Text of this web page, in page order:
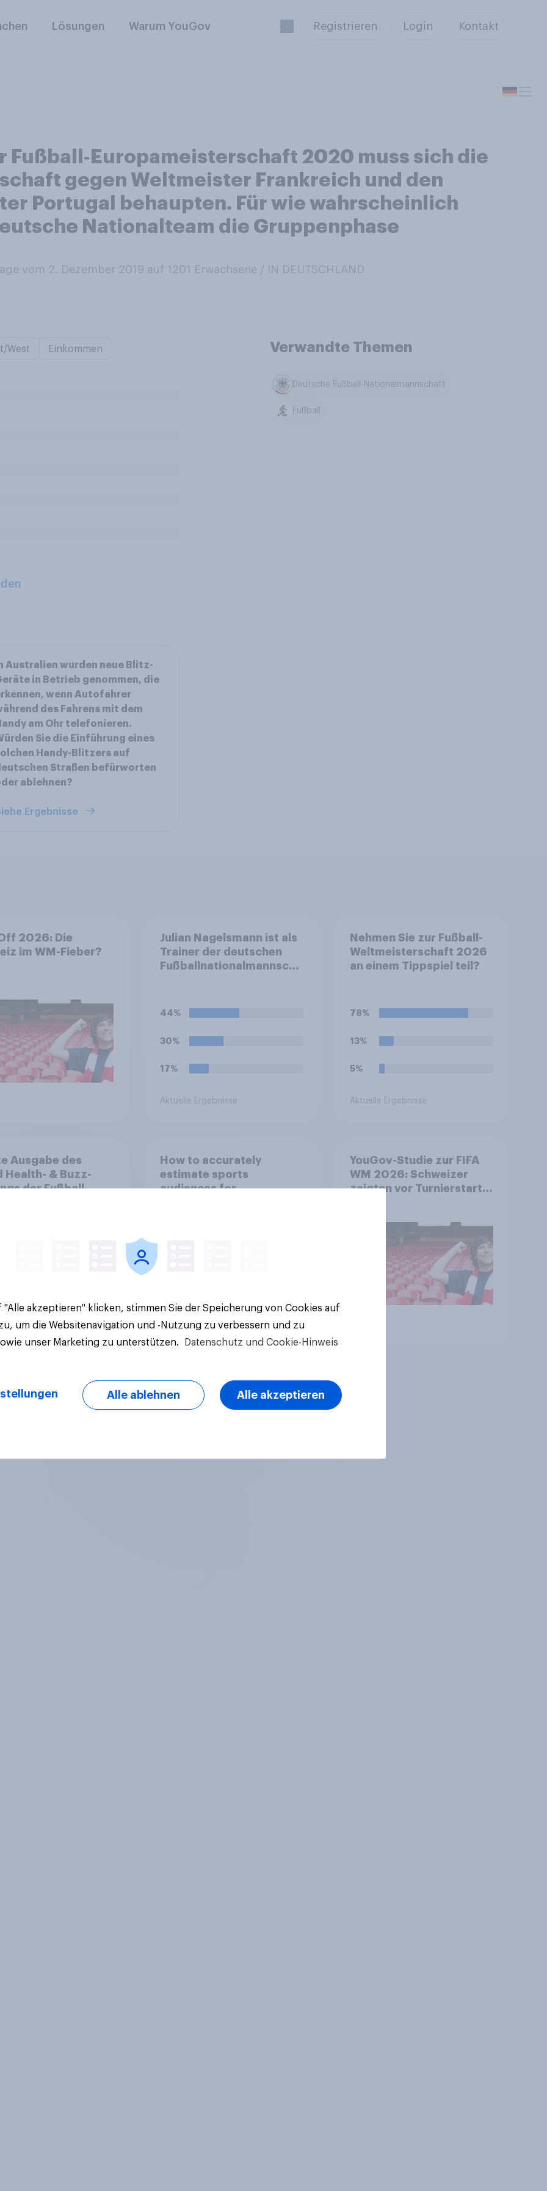
Lösungen Warum YouGov Registrieren Login Kontakt
Fußball‑Europameisterschaft 2020 muss sich die
gegen Weltmeister Frankreich und den
Portugal behaupten. Für wie wahrscheinlich
Nationalteam die Gruppenphase
vom 2. Dezember 2019 auf 1201 Erwachsene / IN DEUTSCHLAND
West Einkommen Verwandte Themen
Deutsche Fußball-Nationalmannschaft
Fußball
Australien wurden neue Blitz-
in Betrieb genommen, die
wenn Autofahrer
des Fahrens mit dem
am Ohr telefonieren.
Sie die Einführung eines
Handy-Blitzers auf
Straßen befürworten
ablehnen?
Ergebnisse
2026: Die
im WM-Fieber?​
Julian Nagelsmann ist als
Trainer der deutschen
Fußballnationalmannschaft
Augen richtig oder
44%
30%
17%
Aktuelle Ergebnisse
Nehmen Sie zur Fußball-
Weltmeisterschaft 2026
an einem Tippspiel teil?
78%
13%
5%
Aktuelle Ergebnisse
Ausgabe des
Health- & Buzz-
der Fußball-
How to accurately
estimate sports
audiences for
Artikel
YouGov-Studie zur FIFA
WM 2026: Schweizer
zeigten vor Turnierstart
"Alle akzeptieren" klicken, stimmen Sie der Speicherung von Cookies auf
zu, um die Websitenavigation und -Nutzung zu verbessern und zu
unser Marketing zu unterstützen.
Datenschutz und Cookie-Hinweis
Alle ablehnen Alle akzeptieren